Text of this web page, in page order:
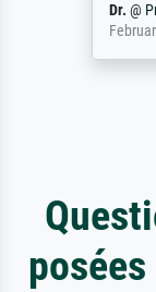
@
February